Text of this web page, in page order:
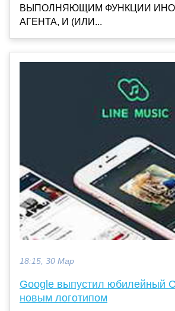
ВЫПОЛНЯЮЩИМ ФУНКЦИИ
АГЕНТА, И (ИЛИ...
18:15, 30 Мар
Google выпустил юбилейный
новым логотипом